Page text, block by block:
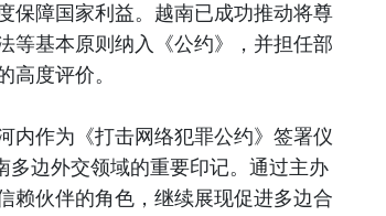
保障国家利益。越南已成功推动将尊
等基本原则纳入《公约》，并担任部
高度评价。
内作为《打击网络犯罪公约》签署仪
多边外交领域的重要印记。通过主办
赖伙伴的角色，继续展现促进多边合